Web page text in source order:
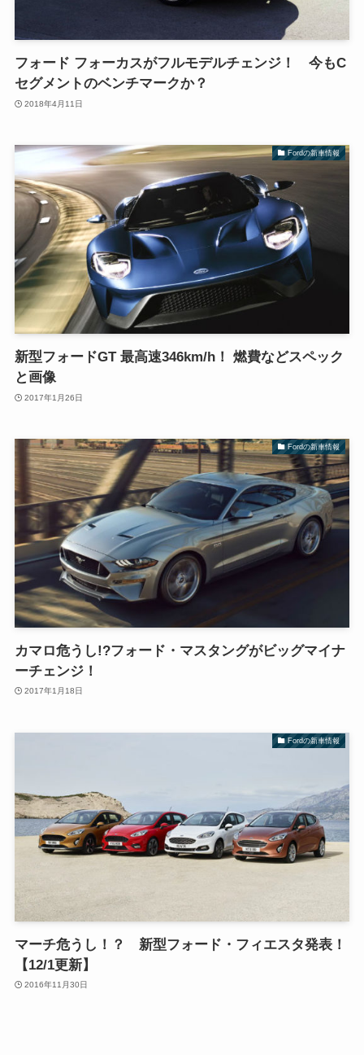
フォード フォーカスがフルモデルチェンジ！ 今もC
セグメントのベンチマークか？
2018年4月11日
Fordの新車情報
新型フォードGT 最高速346km/h！ 燃費などスペック
と画像
2017年1月26日
Fordの新車情報
カマロ危うし!?フォード・マスタングがビッグマイナ
ーチェンジ！
2017年1月18日
Fordの新車情報
マーチ危うし！？ 新型フォード・フィエスタ発表！
【12/1更新】
2016年11月30日